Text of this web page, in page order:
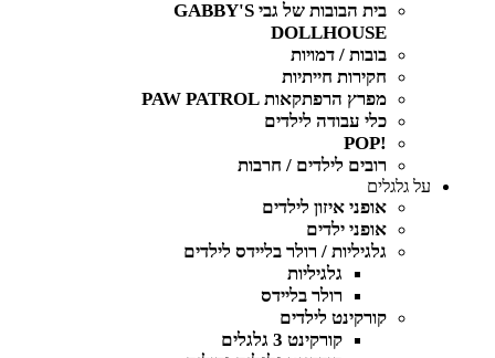
בית הבובות של גבי GABBY'S
DOLLHOUSE
בובות / דמויות
חקירות חייתיות
מפרץ הרפתקאות PAW PATROL
כלי עבודה לילדים
!POP
רובים לילדים / חרבות
על גלגלים
אופני איזון לילדים
אופני ילדים
גלגיליות / רולר בליידס לילדים
גלגיליות
רולר בליידס
קורקינט לילדים
קורקינט 3 גלגלים